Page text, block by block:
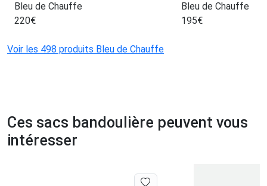
Bleu de Chauffe
220€
Bleu de Chauffe
195€
Voir les 498 produits Bleu de Chauffe
Ces sacs bandoulière peuvent vous
intéresser